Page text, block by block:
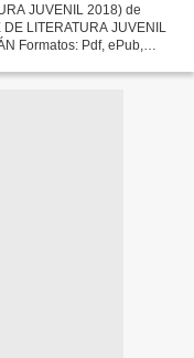
JUVENIL 2018) de
LITERATURA JUVENIL
Formatos: Pdf, ePub,